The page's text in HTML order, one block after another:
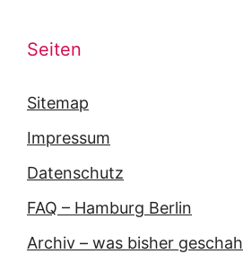
Seiten
Sitemap
Impressum
Datenschutz
FAQ – Hamburg Berlin
Archiv – was bisher geschah